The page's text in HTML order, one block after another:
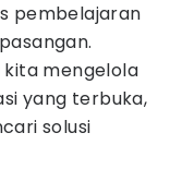
pembelajaran
kita mengelola
yang terbuka,
solusi